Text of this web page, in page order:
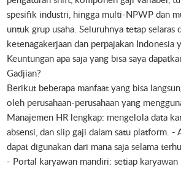
spesifik industri, hingga multi-NPWP dan
untuk grup usaha. Seluruhnya tetap selaras
ketenagakerjaan dan perpajakan Indonesia
Keuntungan apa saja yang bisa saya
Gadjian?
Berikut beberapa manfaat yang bisa
oleh perusahaan-perusahaan yang
Manajemen HR lengkap: mengelola data
absensi, dan slip gaji dalam satu platform. -
dapat digunakan dari mana saja selama
- Portal karyawan mandiri: setiap karyawan